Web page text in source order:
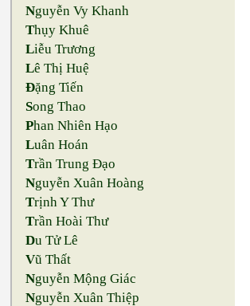
Nguyễn Vy Khanh
Thụy Khuê
Liễu Trương
Lê Thị Huệ
Đặng Tiến
Song Thao
Phan Nhiên Hạo
Luân Hoán
Trần Trung Đạo
Nguyễn Xuân Hoàng
Trịnh Y Thư
Trần Hoài Thư
Du Tử Lê
Vũ Thất
Nguyễn Mộng Giác
Nguyễn Xuân Thiệp